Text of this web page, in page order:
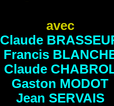
avec
Claude
Francis
Claude
Gaston MODOT
Jean SERVAIS